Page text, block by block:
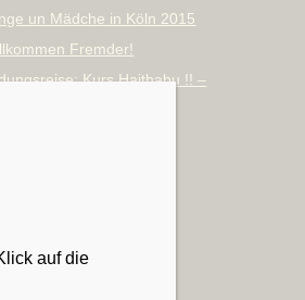
un Mädche in Köln 2015
Fremder!
Kurs Haithabu !! –
2023
auf die